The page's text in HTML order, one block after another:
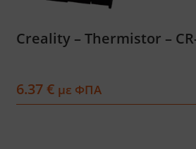
Shop
Creality – Thermistor –
6.37€ με ΦΠΑ